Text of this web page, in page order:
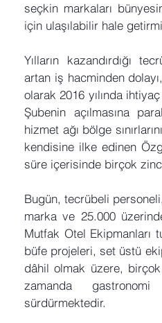
seçkin markaları
için ulaşılabilir hale
Yılların kazandırdığı
artan iş hacminden
olarak 2016 yılında
Şubenin açılmasına
hizmet ağı bölge
kendisine ilke edinen
süre içerisinde birçok
Bugün, tecrübeli
marka ve 25.000
Mutfak Otel Ekipmanları
büfe projeleri, set üstü
dâhil olmak üzere,
zamanda
sürdürmektedir.